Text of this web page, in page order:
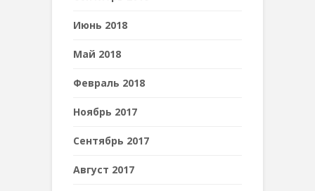
Июнь 2018
Май 2018
Февраль 2018
Ноябрь 2017
Сентябрь 2017
Август 2017